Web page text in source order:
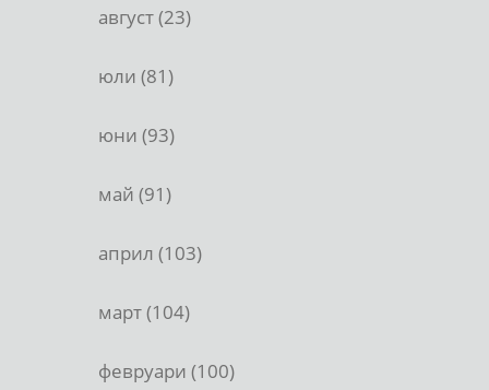
август (23)
юли (81)
юни (93)
май (91)
април (103)
март (104)
февруари (100)